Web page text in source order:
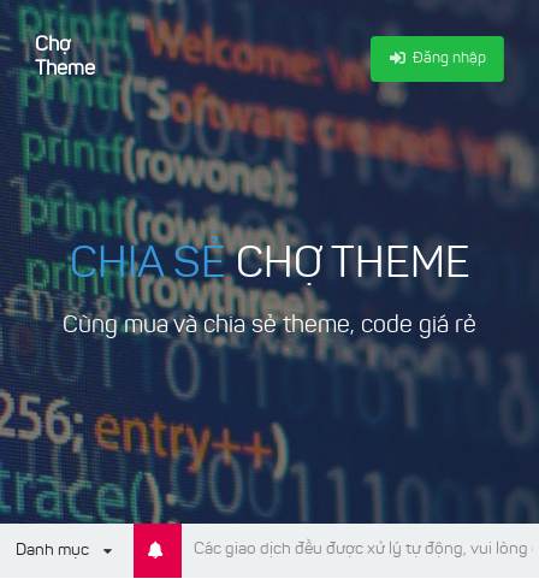
Chợ
Theme
Đăng nhập
CHIA SẺCHỢ THEME
Cùng mua và chia sẻ theme, code giá rẻ
Danh mục Các giao dịch đều được xử lý tự động, vui